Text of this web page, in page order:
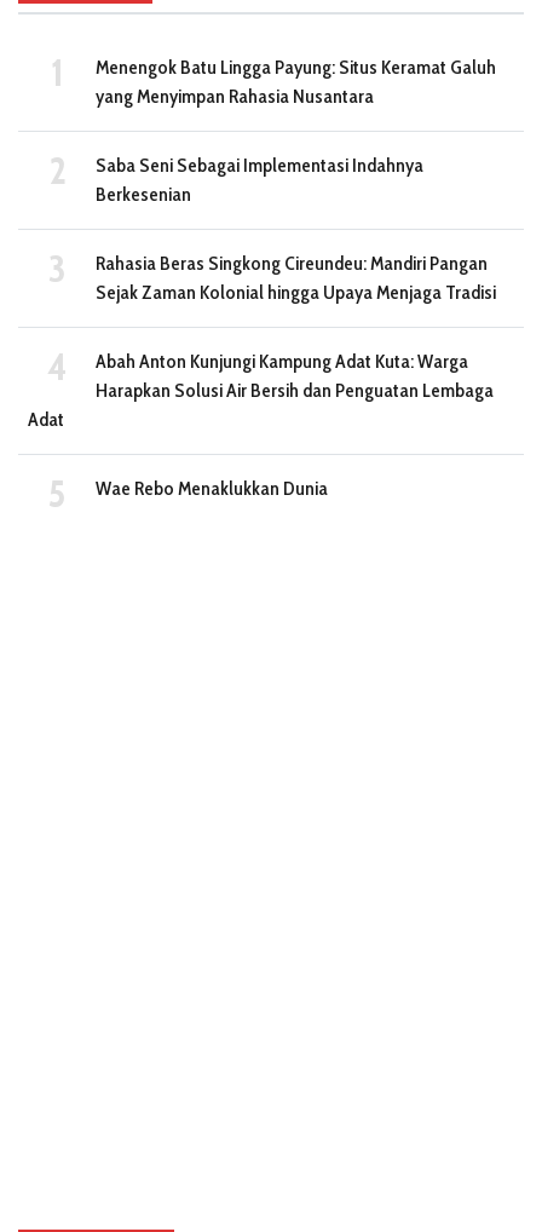
Menengok Batu Lingga Payung: Situs Keramat Galuh
yang Menyimpan Rahasia Nusantara
Saba Seni Sebagai Implementasi Indahnya
Berkesenian
Rahasia Beras Singkong Cireundeu: Mandiri Pangan
Sejak Zaman Kolonial hingga Upaya Menjaga Tradisi
Abah Anton Kunjungi Kampung Adat Kuta: Warga
Harapkan Solusi Air Bersih dan Penguatan Lembaga
Adat
Wae Rebo Menaklukkan Dunia